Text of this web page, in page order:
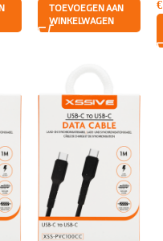
TOEVOEGEN AAN
WINKELWAGEN
€